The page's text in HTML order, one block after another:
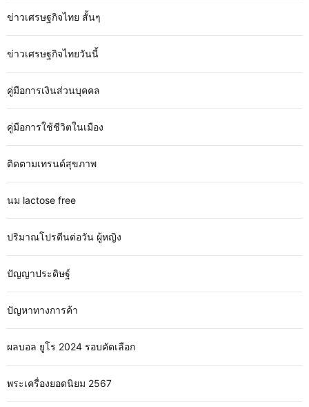
ข่าวเศรษฐกิจไทย สั้นๆ
ข่าวเศรษฐกิจไทยวันนี้
คู่มือการเงินส่วนบุคคล
คู่มือการใช้ชีวิตในเมือง
ติดตามเทรนด์สุขภาพ
นม lactose free
ปริมาณโปรตีนต่อวัน ผู้หญิง
ปัญญาประดิษฐ์
ปัญหาทางการค้า
ผลบอล ยูโร 2024 รอบคัดเลือก
พระเครื่องยอดนิยม 2567